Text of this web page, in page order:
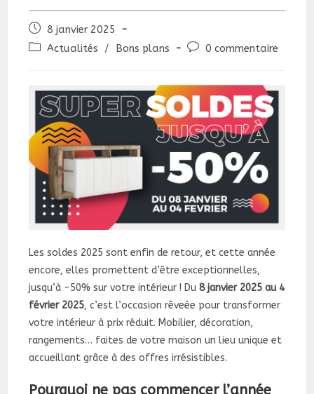
Publication
publiée :
8 janvier 2025
PostActualités / Bons plans
Commentaires
0 commentaire
Les soldes 2025 sont enfin de retour, et cette année
encore, elles promettent d’être exceptionnelles,
jusqu’à -50% sur votre intérieur ! Du8 janvier 2025 au 4
février 2025, c’est l’occasion rêveée pour transformer
votre intérieur à prix réduit. Mobilier, décoration,
rangements… faites de votre maison un lieu unique et
accueillant grâce à des offres irrésistibles.
Pourquoi ne pas commencer l’année